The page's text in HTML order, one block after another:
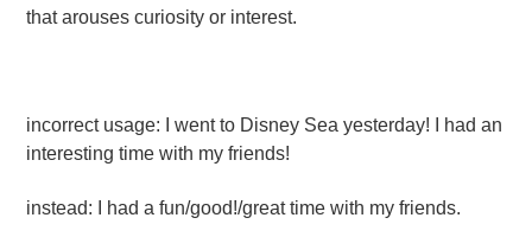
that arouses curiosity or interest.
incorrect usage: I went to Disney Sea yesterday! I had an
interesting time with my friends!
instead: I had a fun/good!/great time with my friends.